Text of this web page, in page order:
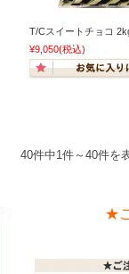
T/Cスイートチョコ
¥9,050(税込)
40件中1件～40件を
★